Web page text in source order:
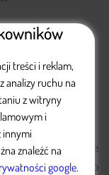
za
za wprowadzone
o jego wypłatę. Po
treści i reklam,
analizy ruchu na
z witryny
i
innymi
znaleźć na
google.